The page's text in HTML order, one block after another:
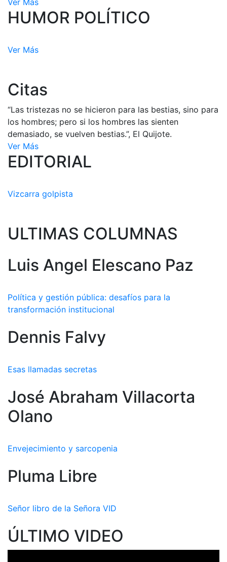
Ver Más
HUMOR POLÍTICO
Ver Más
Citas
“Las tristezas no se hicieron para las bestias, sino para
los hombres; pero si los hombres las sienten
demasiado, se vuelven bestias.”, El Quijote.
Ver Más
EDITORIAL
Vizcarra golpista
ULTIMAS COLUMNAS
Luis Angel Elescano Paz
Política y gestión pública: desafíos para la
transformación institucional
Dennis Falvy
Esas llamadas secretas
José Abraham Villacorta
Olano
Envejecimiento y sarcopenia
Pluma Libre
Señor libro de la Señora VID
ÚLTIMO VIDEO